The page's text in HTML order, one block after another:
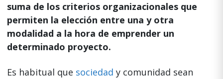
suma de los criterios organizacionales que
permiten la elección entre una y otra
modalidad a la hora de emprender un
determinado proyecto.
Es habitual que sociedad y comunidad sean